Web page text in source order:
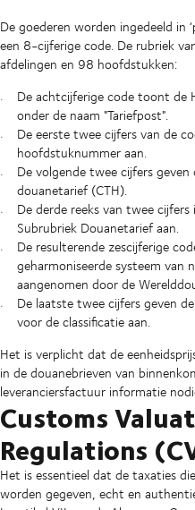
De goederen worden ingedeeld in
een 8-cijferige code. De rubriek
afdelingen en 98 hoofdstukken:
De achtcijferige code toont de
onder de naam "Tariefpost".
De eerste twee cijfers van de
hoofdstuknummer aan.
De volgende twee cijfers
douanetarief (CTH).
De derde reeks van twee
Subrubriek Douanetarief aan.
De resulterende zescijferige
geharmoniseerde systeem van
aangenomen door de
De laatste twee cijfers geven
voor de classificatie aan.
Het is verplicht dat de
in de douanebrieven van
leveranciersfactuur informatie
Customs
Regulations
Het is essentieel dat de taxaties
worden gegeven, echt en